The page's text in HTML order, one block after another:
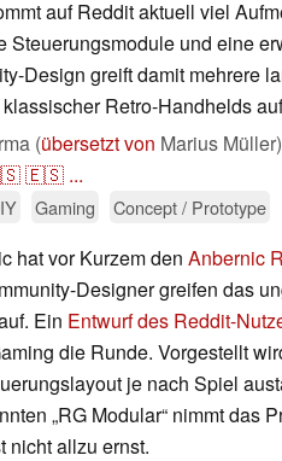
auf Reddit aktuell viel
Steuerungsmodule und eine
Design greift damit mehrere
Retro-Handhelds
(übersetzt von Marius
🇪🇸 ...
Gaming Concept / Prototype
hat vor Kurzem den Anbernic
Designer greifen das
Ein Entwurf des Reddit-
die Runde. Vorgestellt
je nach Spiel
„RG Modular“ nimmt das
nicht allzu ernst.